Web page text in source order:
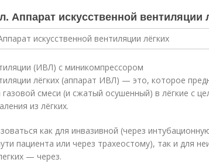
Аппарат искусственной вентиляции
(ИВЛ) с миникомпрессором
лёгких (аппарат ИВЛ) — это, которое
смеси (и сжатый осушенный) в лёгкие с
из лёгких.
как для инвазивной (через
пациента или через трахеостому), так и для
— через.